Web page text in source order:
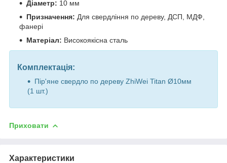
Діаметр: 10 мм
Призначення: Для свердління по дереву, ДСП, МДФ,
фанері
Матеріал: Високоякісна сталь
Комплектація:
Пір'яне свердло по дереву ZhiWei Titan Ø10мм
(1 шт.)
Приховати
Характеристики